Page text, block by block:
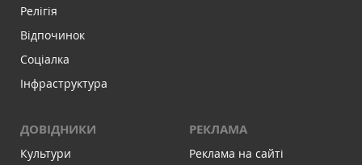
Релігія
Відпочинок
Соціалка
Інфраструктура
ДОВІДНИКИ
Культури
РЕКЛАМА
Реклама на сайті